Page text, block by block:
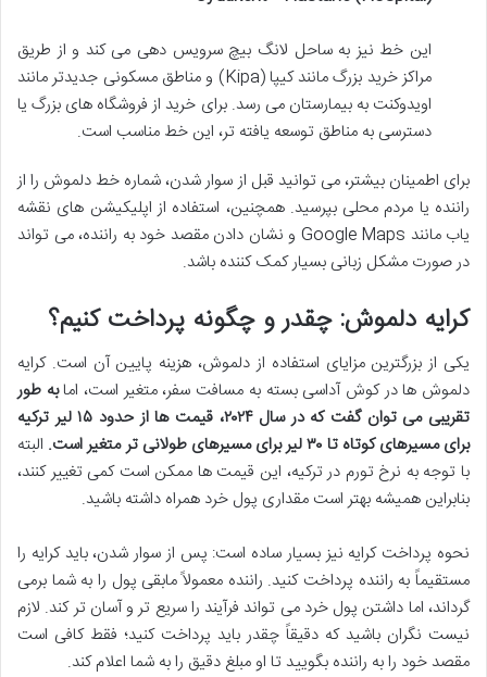
این خط نیز به ساحل لانگ بیچ سرویس دهی می کند و از طریق
مراکز خرید بزرگ مانند کیپا (Kipa) و مناطق مسکونی جدیدتر مانند
اویدوکنت به بیمارستان می رسد. برای خرید از فروشگاه های بزرگ یا
دسترسی به مناطق توسعه یافته تر، این خط مناسب است.
برای اطمینان بیشتر، می توانید قبل از سوار شدن، شماره خط دلموش را از
راننده یا مردم محلی بپرسید. همچنین، استفاده از اپلیکیشن های نقشه
یاب مانند Google Maps و نشان دادن مقصد خود به راننده، می تواند
در صورت مشکل زبانی بسیار کمک کننده باشد.
کرایه دلموش: چقدر و چگونه پرداخت کنیم؟
یکی از بزرگترین مزایای استفاده از دلموش، هزینه پایین آن است. کرایه
دلموش ها در کوش آداسی بسته به مسافت سفر، متغیر است، امابه طور
تقریبی می توان گفت که در سال ۲۰۲۴، قیمت ها از حدود ۱۵ لیر ترکیه
برای مسیرهای کوتاه تا ۳۰ لیر برای مسیرهای طولانی تر متغیر است.
البته
با توجه به نرخ تورم در ترکیه، این قیمت ها ممکن است کمی تغییر کنند،
بنابراین همیشه بهتر است مقداری پول خرد همراه داشته باشید.
نحوه پرداخت کرایه نیز بسیار ساده است: پس از سوار شدن، باید کرایه را
مستقیماً به راننده پرداخت کنید. راننده معمولاً مابقی پول را به شما برمی
گرداند، اما داشتن پول خرد می تواند فرآیند را سریع تر و آسان تر کند. لازم
نیست نگران باشید که دقیقاً چقدر باید پرداخت کنید؛ فقط کافی است
مقصد خود را به راننده بگویید تا او مبلغ دقیق را به شما اعلام کند.